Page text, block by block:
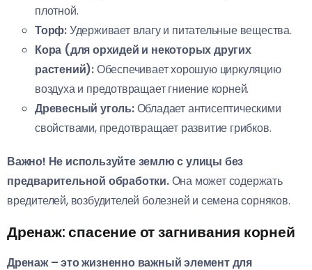
плотной.
Торф:Удерживает влагу и питательные вещества.
Кора (для орхидей и некоторых других
растений):Обеспечивает хорошую циркуляцию
воздуха и предотвращает гниение корней.
Древесный уголь:Обладает антисептическими
свойствами, предотвращает развитие грибков.
Важно! Не используйте землю с улицы без
предварительной обработки.Она может содержать
вредителей, возбудителей болезней и семена сорняков.
Дренаж: спасение от загнивания корней
Дренаж – это жизненно важный элемент для